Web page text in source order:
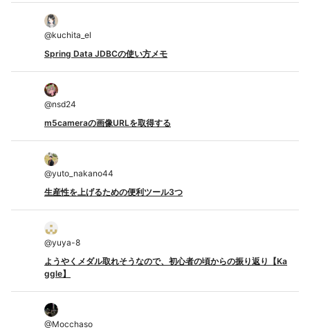
@kuchita_el
Spring Data JDBCの使い方メモ
@nsd24
m5cameraの画像URLを取得する
@yuto_nakano44
生産性を上げるための便利ツール3つ
@yuya-8
ようやくメダル取れそうなので、初心者の頃からの振り返り【Ka
ggle】
@Mocchaso